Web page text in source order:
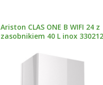
Ariston CLAS ONE B WIFI 24 z
zasobnikiem 40 L inox